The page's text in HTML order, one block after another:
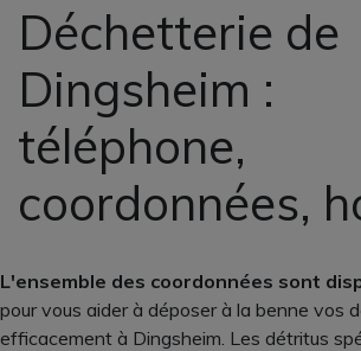
Déchetterie de
Dingsheim :
téléphone,
coordonnées,
L'ensemble des coordonnées sont
pour vous aider à déposer à la benne vos
efficacement à Dingsheim. Les détritus